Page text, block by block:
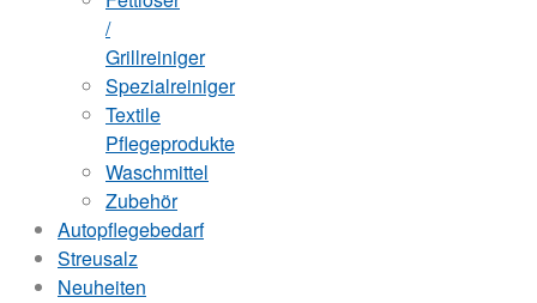
/
Grillreiniger
Spezialreiniger
Textile
Pflegeprodukte
Waschmittel
Zubehör
Autopflegebedarf
Streusalz
Neuheiten